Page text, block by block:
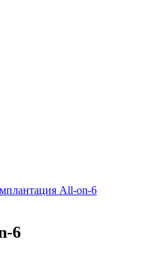
All-on-6
6